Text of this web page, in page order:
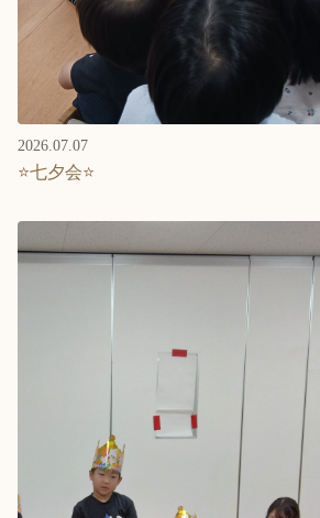
2026.07.07
⭐七夕会⭐